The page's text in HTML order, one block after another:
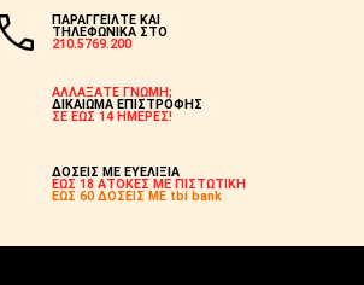
ΠΑΡΑΓΓΕΙΛΤΕ ΚΑΙ
ΤΗΛΕΦΩΝΙΚΑ ΣΤΟ
210.5769.200
ΑΛΛΑΞΑΤΕ ΓΝΩΜΗ;
ΔΙΚΑΙΩΜΑ ΕΠΙΣΤΡΟΦΗΣ
ΣΕ ΕΩΣ 14 ΗΜΕΡΕΣ!
ΔΟΣΕΙΣ ΜΕ ΕΥΕΛΙΞΙΑ
ΕΩΣ 18 ΑΤΟΚΕΣ ΜΕ ΠΙΣΤΩΤΙΚΗ
ΕΩΣ 60 ΔΟΣΕΙΣ ΜΕ tbi bank